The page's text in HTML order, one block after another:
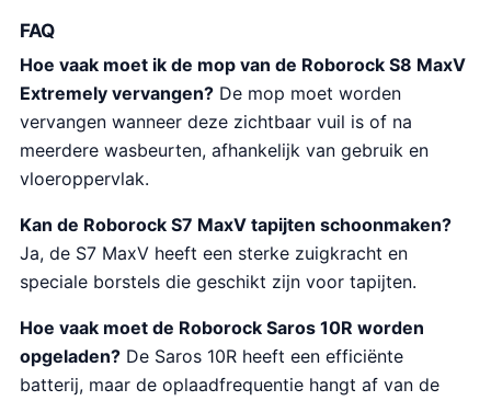
.
9
9
.
FAQ
Hoe vaak moet ik de mop van de Roborock S8 MaxV
Extremely vervangen? De mop moet worden
vervangen wanneer deze zichtbaar vuil is of na
meerdere wasbeurten, afhankelijk van gebruik en
vloeroppervlak.
Kan de Roborock S7 MaxV tapijten schoonmaken?
Ja, de S7 MaxV heeft een sterke zuigkracht en
speciale borstels die geschikt zijn voor tapijten.
Hoe vaak moet de Roborock Saros 10R worden
opgeladen? De Saros 10R heeft een efficiënte
batterij, maar de oplaadfrequentie hangt af van de